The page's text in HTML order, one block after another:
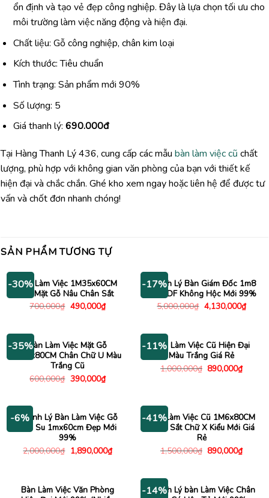
ổn định và tạo vẻ đẹp công nghiệp. Đây là lựa chọn tối ưu cho
môi trường làm việc năng động và hiện đại.
Chất liệu: Gỗ công nghiệp, chân kim loại
Kích thước: Tiêu chuẩn
Tình trạng: Sản phẩm mới 90%
Số lượng: 5
Giá thanh lý: 690.000đ
Tại Hàng Thanh Lý 436, cung cấp các mẫu bàn làm việc cũ chất
lượng, phù hợp với không gian văn phòng của bạn với thiết kế
hiện đại và chắc chắn. Ghé kho xem ngay hoặc liên hệ để được tư
vấn và chốt đơn nhanh chóng!
SẢN PHẨM TƯƠNG TỰ
-30%
Bàn Làm Việc 1M35x60CM
Cũ Mặt Gỗ Nâu Chân Sắt
700,000₫ Giá
490,000₫Giá
hiện
490,000₫.
-17%
Thanh Lý Bàn Giám Đốc 1m8
Gỗ MDF Không Hộc Mới 99%
5,000,000₫ Giá
gốc
4,130,000₫Giá
hiện
-35%Bàn Làm Việc Mặt Gỗ
1M2x80CM Chân Chữ U Màu
Trắng Cũ
600,000₫ Giá
390,000₫Giá
hiện
390,000₫.
-11%Bàn Làm Việc Cũ Hiện Đại
Màu Trắng Giá Rẻ
1,000,000₫ Giá
890,000₫Giá
hiện
-6%
Thanh Lý Bàn Làm Việc Gỗ
Cao Su 1mx60cm Đẹp Mới
99%
2,000,000₫ Giá
gốc
1,890,000₫Giá
hiện
1,890,000₫.
-41%
Bàn Làm Việc Cũ 1M6x80CM
Chân Sắt Chữ X Kiểu Mới Giá
Rẻ
1,500,000₫ Giá
890,000₫Giá
hiện
Bàn Làm Việc Văn Phòng
-14%
Thanh Lý bàn Làm Việc Chân